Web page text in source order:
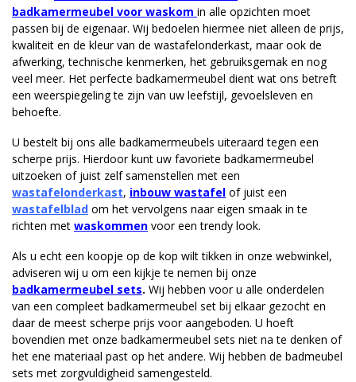
badkamermeubel voor waskom in alle opzichten moet
passen bij de eigenaar. Wij bedoelen hiermee niet alleen de prijs,
kwaliteit en de kleur van de wastafelonderkast, maar ook de
afwerking, technische kenmerken, het gebruiksgemak en nog
veel meer. Het perfecte badkamermeubel dient wat ons betreft
een weerspiegeling te zijn van uw leefstijl, gevoelsleven en
behoefte.
U bestelt bij ons alle badkamermeubels uiteraard tegen een
scherpe prijs. Hierdoor kunt uw favoriete badkamermeubel
uitzoeken of juist zelf samenstellen met een
wastafelonderkast, inbouw wastafel of juist een
wastafelblad om het vervolgens naar eigen smaak in te
richten met waskommen voor een trendy look.
Als u echt een koopje op de kop wilt tikken in onze webwinkel,
adviseren wij u om een kijkje te nemen bij onze
badkamermeubel sets. Wij hebben voor u alle onderdelen
van een compleet badkamermeubel set bij elkaar gezocht en
daar de meest scherpe prijs voor aangeboden. U hoeft
bovendien met onze badkamermeubel sets niet na te denken of
het ene materiaal past op het andere. Wij hebben de badmeubel
sets met zorgvuldigheid samengesteld.